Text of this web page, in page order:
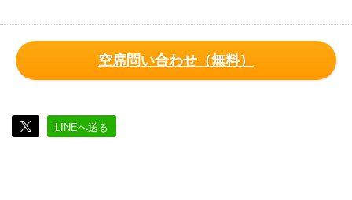
空席問い合わせ（無料）
LINEへ送る